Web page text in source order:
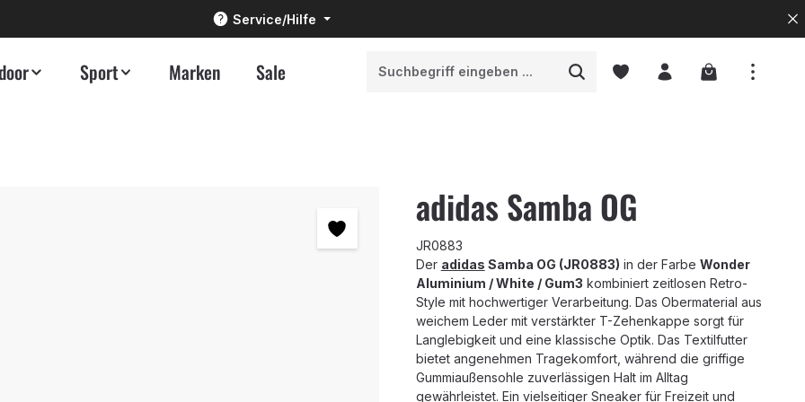
Service/Hilfe
Sport Marken Sale Warenkorb
adidas Samba OG
JR0883
Der adidas Samba OG (JR0883) in der Farbe Wonder
Aluminium / White / Gum3 kombiniert zeitlosen Retro-
Style mit hochwertiger Verarbeitung. Das Obermaterial aus
weichem Leder mit verstärkter T-Zehenkappe sorgt für
Langlebigkeit und eine klassische Optik. Das Textilfutter
bietet angenehmen Tragekomfort, während die griffige
Gummiaußensohle zuverlässigen Halt im Alltag
gewährleistet. Ein vielseitiger Sneaker für Freizeit und